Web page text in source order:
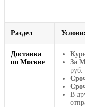
Раздел
Доставка
по Москве
За
руб.
В